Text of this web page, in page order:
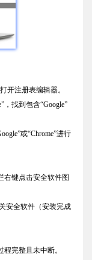
开注册表编辑器。
，找到包含“Google”
或“Chrome”进行
右键点击安全软件图
安全软件（安装完成
完整且未中断。